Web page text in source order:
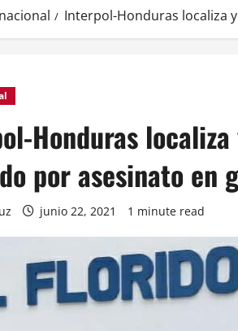
Interpol-Honduras localiza
Honduras
por asesinato en
junio 22, 2021 1 minute read